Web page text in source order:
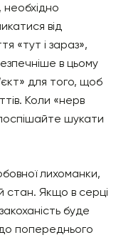
необхідно
від
«тут і зараз»,
в цьому
для того, щоб
Коли «нерв
шукати
лихоманки,
стан. Якщо в серці
буде
попереднього